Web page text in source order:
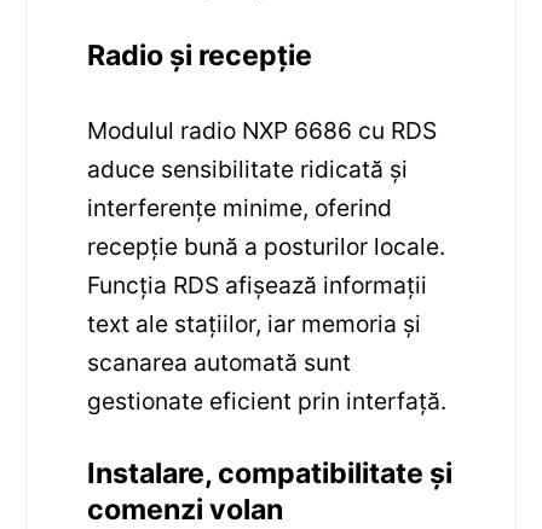
Radio și recepție
Modulul radio NXP 6686 cu RDS
aduce sensibilitate ridicată și
interferențe minime, oferind
recepție bună a posturilor locale.
Funcția RDS afișează informații
text ale stațiilor, iar memoria și
scanarea automată sunt
gestionate eficient prin interfață.
Instalare, compatibilitate și
comenzi volan